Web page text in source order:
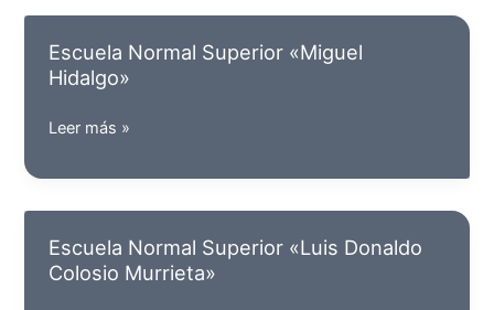
Pública
Estado
de
Hidalgo
Escuela Normal Superior «Miguel
Hidalgo»
Escuela
Superior
«Miguel
Leer más »
Escuela Normal Superior «Luis Donaldo
Colosio Murrieta»